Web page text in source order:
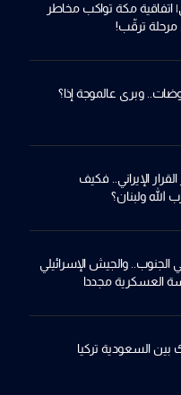
مكة تواكب مخاطر
مرحلة ترقّب!
وبري عالموجة إذا؟
الإيراني.. فكيف
ولبنان؟
الجنوب.. والجيش الإسرائيلي
العسكرية مجددا
السعودية تركيا